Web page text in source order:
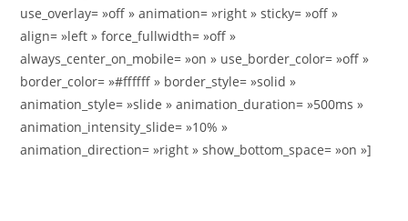
use_overlay= »off » animation= »right » sticky= »off »
align= »left » force_fullwidth= »off »
always_center_on_mobile= »on » use_border_color= »off »
border_color= »#ffffff » border_style= »solid »
animation_style= »slide » animation_duration= »500ms »
animation_intensity_slide= »10% »
animation_direction= »right » show_bottom_space= »on »]